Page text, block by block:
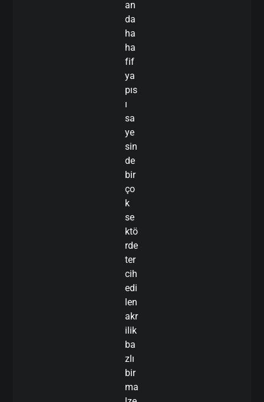
an
da
ha
ha
fif
ya
pıs
ı
sa
ye
sin
de
bir
ço
k
se
ktö
rde
ter
cih
edi
len
akr
ilik
ba
zlı
bir
ma